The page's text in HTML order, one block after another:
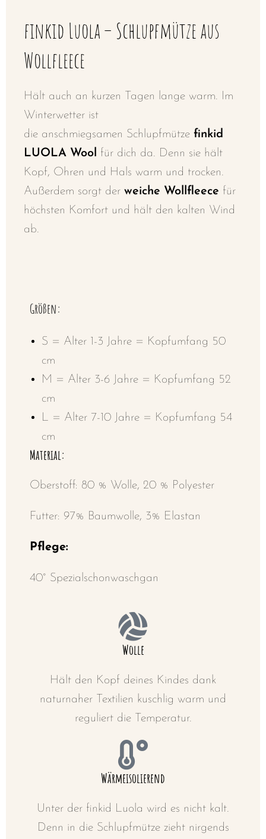
finkid Luola – Schlupfmütze aus
Wollfleece
Hält auch an kurzen Tagen lange warm. Im
Winterwetter ist
die anschmiegsamen Schlupfmütze finkid
LUOLA Wool für dich da. Denn sie hält
Kopf, Ohren und Hals warm und trocken.
Außerdem sorgt der weiche Wollfleece für
höchsten Komfort und hält den kalten Wind
ab.
Größen:
S = Alter 1-3 Jahre = Kopfumfang 50
cm
M = Alter 3-6 Jahre = Kopfumfang 52
cm
L = Alter 7-10 Jahre = Kopfumfang 54
cm
Material:
Oberstoff: 80 % Wolle, 20 % Polyester
Futter: 97% Baumwolle, 3% Elastan
Pflege:
40° Spezialschonwaschgan
Wolle
Hält den Kopf deines Kindes dank
naturnaher Textilien kuschlig warm und
reguliert die Temperatur.
Wärmeisolierend
Unter der finkid Luola wird es nicht kalt.
Denn in die Schlupfmütze zieht nirgends